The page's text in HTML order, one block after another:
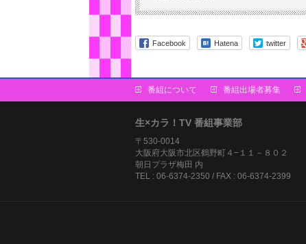
Facebook Hatena twitter
番組について 番組出場者募集
生×カラ！TV 番組事業部
〒530-0014
大阪府大阪市北区鶴野町４−１１－８０２
朝日プラザ梅田 内
TEL : 06-6374-2350 / FAX : 06-6374-2399